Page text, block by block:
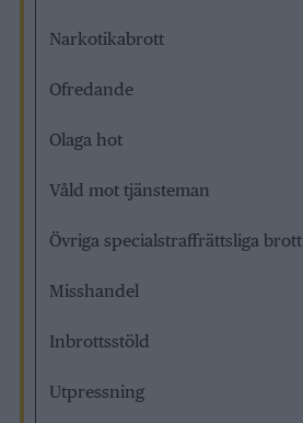
Narkotikabrott
Ofredande
Olaga hot
Våld mot tjänsteman
Övriga specialstraffrättsliga brott
Misshandel
Inbrottsstöld
Utpressning